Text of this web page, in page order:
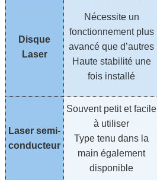
Disque
Laser
Nécessite un
fonctionnement plus
avancé que d’autres
Haute stabilité une
fois installé
Laser semi-
conducteur
Souvent petit et facile
à utiliser
Type tenu dans la
main également
disponible